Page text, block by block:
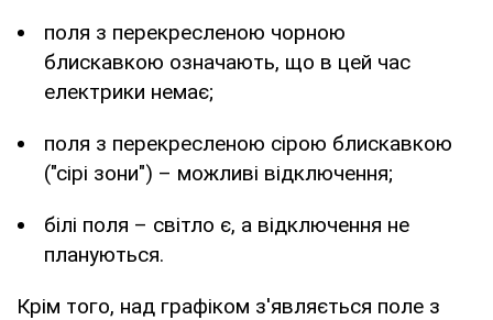
поля з перекресленою чорною
блискавкою означають, що в цей час
електрики немає;
поля з перекресленою сірою блискавкою
("сірі зони") – можливі відключення;
білі поля – світло є, а відключення не
плануються.
Крім того, над графіком з'являється поле з